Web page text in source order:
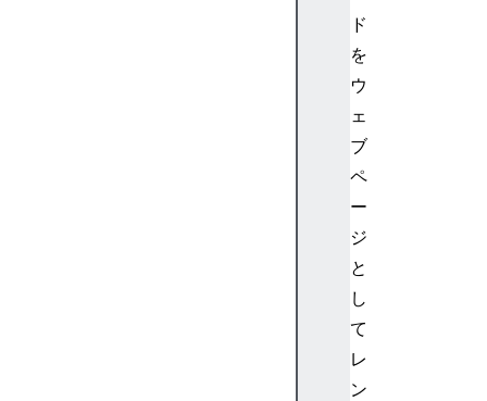
ド
を
ウ
ェ
ブ
ペ
ー
ジ
と
し
て
レ
ン